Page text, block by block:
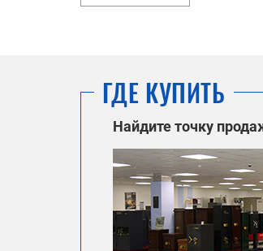
ГДЕ КУПИТЬ
Найдите точку